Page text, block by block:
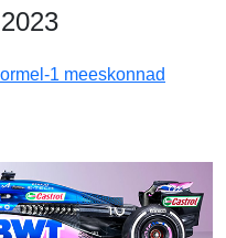
1 meeskonnad